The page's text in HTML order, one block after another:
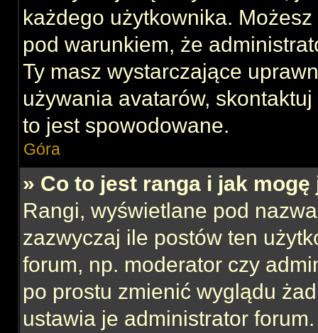
każdego użytkownika.
pod warunkiem, że
Ty masz wystarczające
używania avatarów,
to jest spowodowane.
Góra
» Co to jest ranga i jak mogę
Rangi, wyświetlane pod
zazwyczaj ile postów ten
forum, np. moderator czy
po prostu zmienić wyglądu
ustawia je administrator